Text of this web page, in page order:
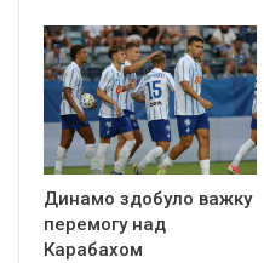
Динамо здобуло важку
перемогу над
Карабахом